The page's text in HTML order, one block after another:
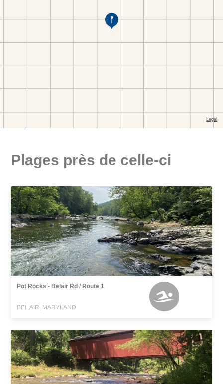
Plages près de celle-ci
Pot Rocks - Belair Rd / Route 1
BEL AIR, MARYLAND